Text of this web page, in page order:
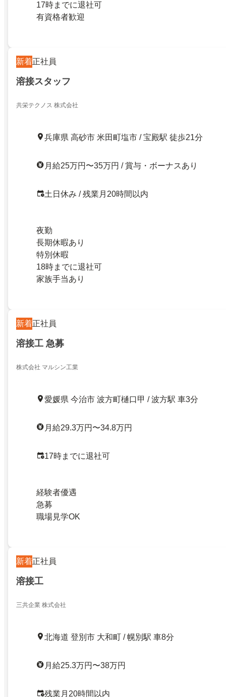
17時までに退社可
有資格者歓迎
新着正社員
溶接スタッフ
共栄テクノス 株式会社
兵庫県 高砂市 米田町塩市 / 宝殿駅 徒歩21分
月給25万円〜35万円 / 賞与・ボーナスあり
土日休み / 残業月20時間以内
夜勤
長期休暇あり
特別休暇
18時までに退社可
家族手当あり
新着正社員
溶接工 急募
株式会社 マルシン工業
愛媛県 今治市 波方町樋口甲 / 波方駅 車3分
月給29.3万円〜34.8万円
17時までに退社可
経験者優遇
急募
職場見学OK
新着正社員
溶接工
三共企業 株式会社
北海道 登別市 大和町 / 幌別駅 車8分
月給25.3万円〜38万円
残業月20時間以内